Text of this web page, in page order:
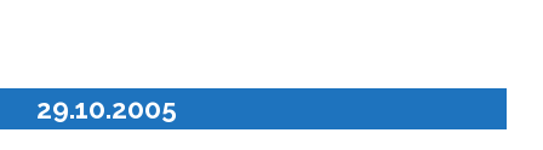
29.10.2005